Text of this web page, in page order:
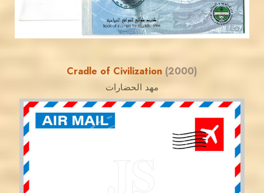
EST. 2007
Cradle of Civilization (2000)
مهد الحضارات
JORDANSTAMPS.COM